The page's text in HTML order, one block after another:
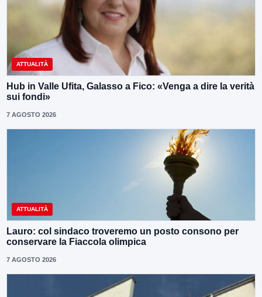
ATTUALITÀ
Hub in Valle Ufita, Galasso a Fico: «Venga a dire la verità
sui fondi»
7 AGOSTO 2026
ATTUALITÀ
Lauro: col sindaco troveremo un posto consono per
conservare la Fiaccola olimpica
7 AGOSTO 2026